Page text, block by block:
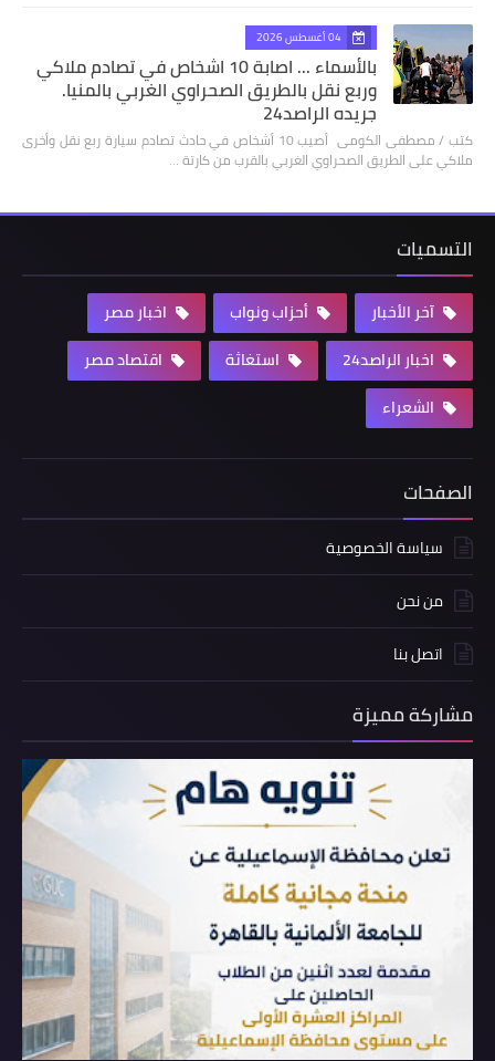
04 أغسطس 2026
بالأسماء ... اصابة 10 اشخاص في تصادم ملاكي
وربع نقل بالطريق الصحراوي الغربي بالمنيا.
جريده الراصد24
كتب / مصطفى الكومى أصيب 10 أشخاص في حادث تصادم سيارة ربع نقل وأخرى
ملاكي على الطريق الصحراوي الغربي بالقرب من كارتة …
التسميات
آخر الأخبار أحزاب ونواب
اخبار مصر
اخبار الراصد24
استغاثة
اقتصاد مصر
الشعراء
الصفحات
سياسة الخصوصية
من نحن
اتصل بنا
مشاركة مميزة